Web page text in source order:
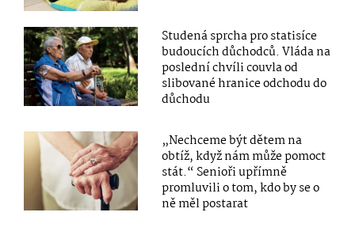
Studená sprcha pro statisíce
budoucích důchodců. Vláda na
poslední chvíli couvla od
slibované hranice odchodu do
důchodu
„Nechceme být dětem na
obtíž, když nám může pomoct
stát.“ Senioři upřímně
promluvili o tom, kdo by se o
ně měl postarat